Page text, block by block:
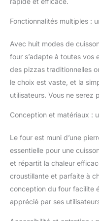
Fonctionnalités multiples :
Avec huit modes de
four s’adapte à toutes vos
des pizzas traditionnelles
le choix est vaste, et la
utilisateurs. Vous ne serez
Conception et matériaux :
Le four est muni d’une
essentielle pour une
et répartit la chaleur
croustillante et parfaite à
conception du four facilite
apprécié par ses